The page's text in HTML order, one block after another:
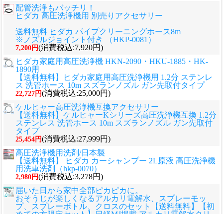
配管洗浄もバッチリ！
ヒダカ 高圧洗浄機用 別売りアクセサリー
送料無料 ヒダカ パイプクリーニングホース8m
※ノズルジョイント付き （HKP-0081）
7,200円(消費税込:7,920円)
ヒダカ家庭用高圧洗浄機 HKN-2090・HKU-1885・HK-
1890用
【送料無料】ヒダカ家庭用高圧洗浄機用 1.2分 ステンレ
ス 洗管ホース 10m スズランノズル ガン先取付タイプ
22,727円(消費税込:25,000円)
ケルヒャー高圧洗浄機互換アクセサリー
【送料無料】ケルヒャーKシリーズ高圧洗浄機互換 1.2分
ステンレス 洗管ホース 10m スズランノズル ガン先取付
タイプ
25,454円(消費税込:27,999円)
高圧洗浄機用洗剤/日本製
【送料無料】 ヒダカ カーシャンプー 2L原液 高圧洗浄機
用洗車洗剤（hkp-0070）
2,980円(消費税込:3,278円)
届いた日から家中全部ピカピカに。
おそうじが楽しくなるアルカリ電解水、スプレーモッ
プ、スプレーボトル、クロスのセット
【送料無料】【初